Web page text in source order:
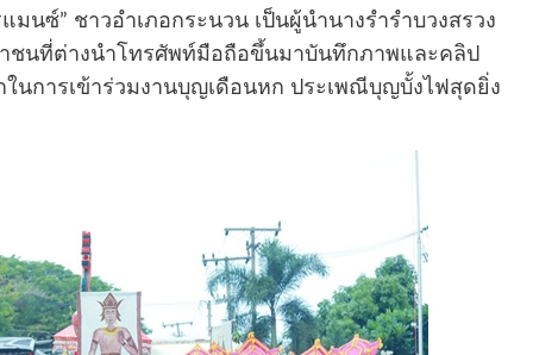
นซ์” ชาวอำเภอกระนวน เป็นผู้นำนางรำรำบวงสรวง
นที่ต่างนำโทรศัพท์มือถือขึ้นมาบันทึกภาพและคลิป
ในการเข้าร่วมงานบุญเดือนหก ประเพณีบุญบั้งไฟสุดยิ่ง